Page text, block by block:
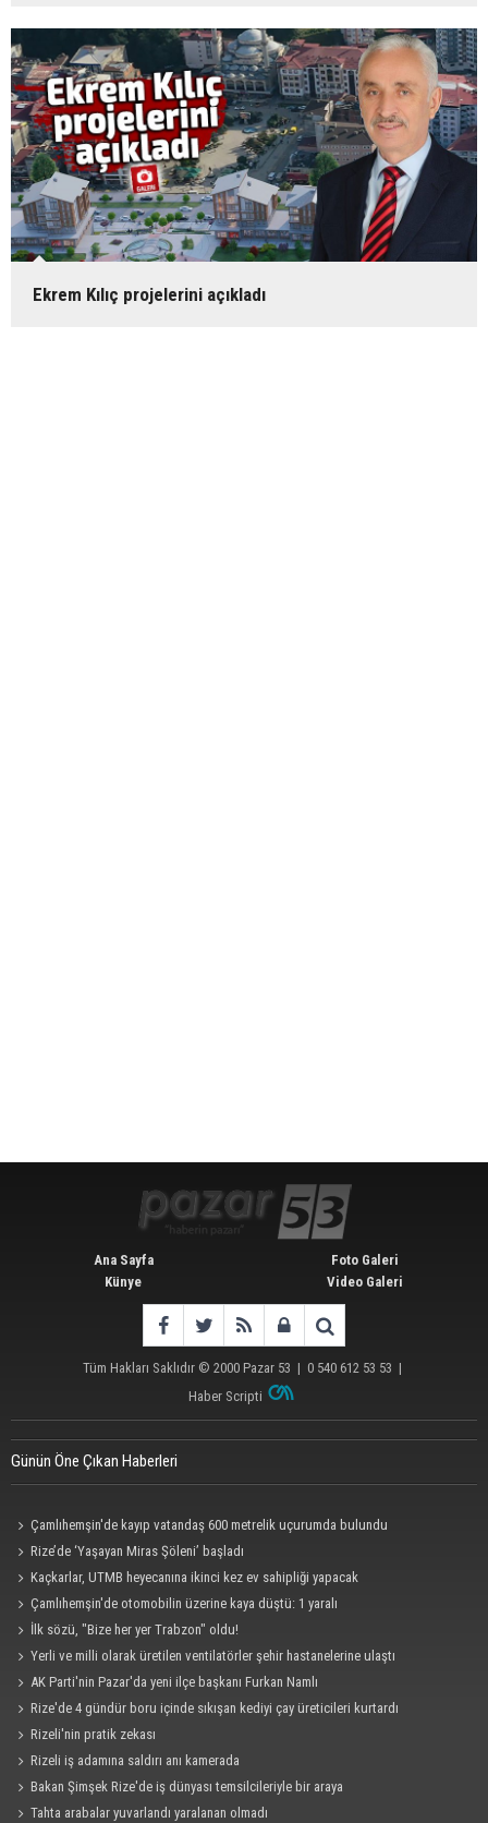
Ekrem Kılıç projelerini açıkladı
Ana Sayfa
Künye
Foto Galeri
Video Galeri
Tüm Hakları Saklıdır © 2000 Pazar 53 | 0 540 612 53 53 |
Haber Scripti
Günün Öne Çıkan Haberleri
Çamlıhemşin'de kayıp vatandaş 600 metrelik uçurumda bulundu
Rize’de ‘Yaşayan Miras Şöleni’ başladı
Kaçkarlar, UTMB heyecanına ikinci kez ev sahipliği yapacak
Çamlıhemşin'de otomobilin üzerine kaya düştü: 1 yaralı
İlk sözü, "Bize her yer Trabzon" oldu!
Yerli ve milli olarak üretilen ventilatörler şehir hastanelerine ulaştı
AK Parti'nin Pazar'da yeni ilçe başkanı Furkan Namlı
Rize'de 4 gündür boru içinde sıkışan kediyi çay üreticileri kurtardı
Rizeli'nin pratik zekası
Rizeli iş adamına saldırı anı kamerada
Bakan Şimşek Rize'de iş dünyası temsilcileriyle bir araya
Tahta arabalar yuvarlandı yaralanan olmadı